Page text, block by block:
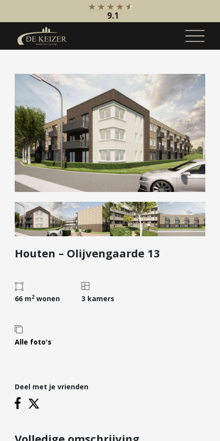
Koopaanbod
Bestaande bouw
Internationaal
Nieuwbouw
Bedrijfsaanbod
Huuraanbod
Bestaande bouw
Internationaal
Nieuwbouw
Bedrijfsaanbod
Diensten
Kopen
Huren
Verhuren
Verzekeren
Particulieren
Hypotheken
Hypotheek oversluiten
9.1
Houten – Olijvengaarde 13
66 m2 wonen 3 kamers
Alle foto's
Deel met je vrienden